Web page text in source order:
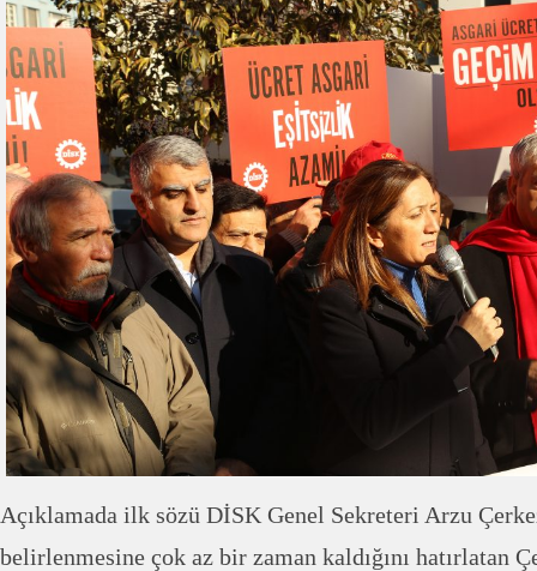
Açıklamada ilk sözü DİSK Genel Sekreteri Arzu
belirlenmesine çok az bir zaman kaldığını hatırlatan